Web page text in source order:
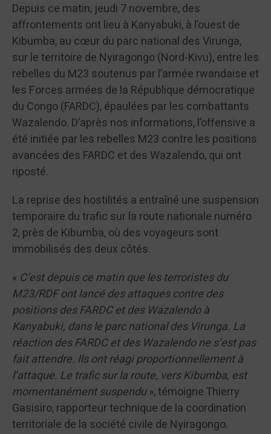
Depuis ce matin, jeudi 7 novembre, des
affrontements ont lieu à Kanyabuki, à l’ouest de
Kibumba, au cœur du parc national des Virunga,
sur le territoire de Nyiragongo (Nord-Kivu), entre les
rebelles du M23 soutenus par l’armée rwandaise et
les Forces armées de la République démocratique
du Congo (FARDC), épaulées par les combattants
Wazalendo. D’après nos informations, l’offensive a
été initiée par les rebelles M23 contre les positions
avancées des FARDC et des Wazalendo, qui ont
riposté.
La reprise des hostilités a entraîné une suspension
temporaire du trafic sur la route nationale numéro
2, près de Kibumba, où des voyageurs sont
immobilisés des deux côtés.
« C’est depuis ce matin que les terroristes du
M23/RDF ont lancé des attaques contre des
positions des FARDC et des Wazalendo à
Kanyabuki, dans le parc national des Virunga. La
réaction des FARDC et des Wazalendo ne s’est pas
fait attendre. Ils ont réagi proportionnellement à
l’attaque. Le trafic sur la route, vers Kibumba, est
momentanément suspendu», témoigne Thierry
Gasisiro, rapporteur technique de la coordination
territoriale de la société civile de Nyiragongo.